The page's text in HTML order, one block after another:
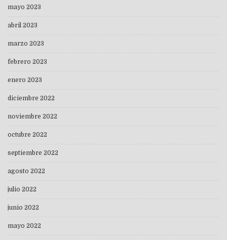
mayo 2023
abril 2023
marzo 2023
febrero 2023
enero 2023
diciembre 2022
noviembre 2022
octubre 2022
septiembre 2022
agosto 2022
julio 2022
junio 2022
mayo 2022